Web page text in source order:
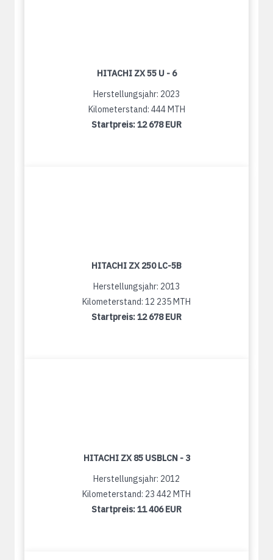
HITACHI ZX 55 U - 6
Herstellungsjahr: 2023
Kilometerstand: 444 MTH
Startpreis:12 678 EUR
HITACHI ZX 250 LC-5B
Herstellungsjahr: 2013
Kilometerstand: 12 235 MTH
Startpreis:12 678 EUR
HITACHI ZX 85 USBLCN - 3
Herstellungsjahr: 2012
Kilometerstand: 23 442 MTH
Startpreis:11 406 EUR